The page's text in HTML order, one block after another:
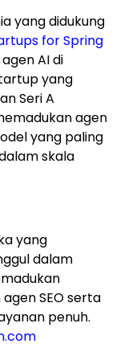
yang didukung
for Spring
AI di
yang
Seri A
agen
yang paling
skala
yang
dalam
SEO serta
penuh.